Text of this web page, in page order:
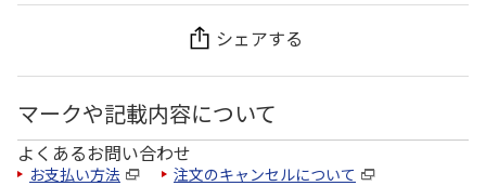
シェアする
マークや記載内容について
よくあるお問い合わせ
お支払い方法 注文のキャンセルについて